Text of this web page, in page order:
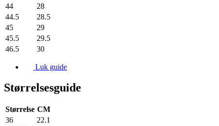
44
28
44.5
28.5
45
29
45.5
29.5
46.5
30
Luk guide
Størrelsesguide
Størrelse CM
36
22.1